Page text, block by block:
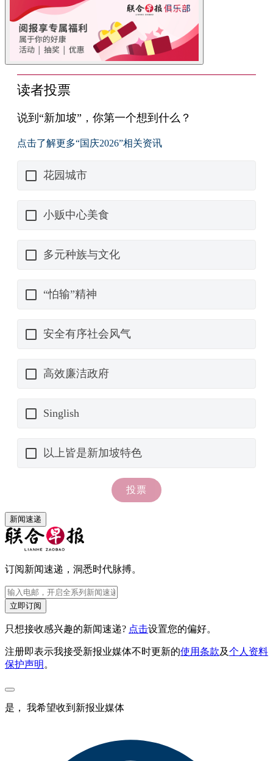
新闻速递
订阅新闻速递，洞悉时代脉搏。
立即订阅
只想接收感兴趣的新闻速递? 点击设置您的偏好。
注册即表示我接受新报业媒体不时更新的使用条款及个人资料
保护声明 。
是， 我希望收到新报业媒体